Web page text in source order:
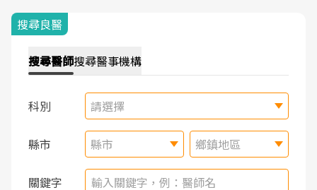
搜尋良醫
搜尋醫師搜尋醫事機構
科別 請選擇
縣市 縣市 鄉鎮地區
關鍵字